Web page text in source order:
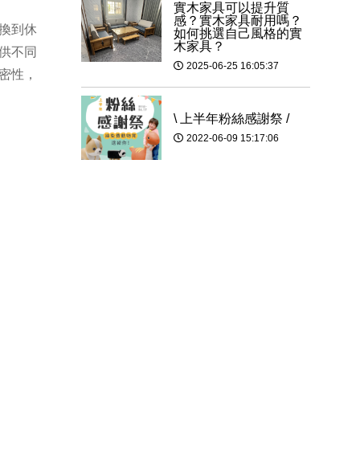
到休
不同
性，
實木家具可以提升質
感？實木家具耐用嗎？
如何挑選自己風格的實
木家具？
2025-06-25 16:05:37
\ 上半年粉絲感謝祭 /
2022-06-09 15:17:06